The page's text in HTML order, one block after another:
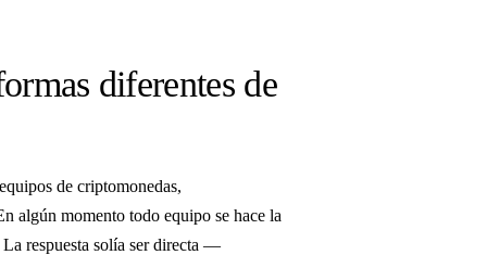
diferentes de
de criptomonedas,
algún momento todo equipo se hace la
La respuesta solía ser directa —